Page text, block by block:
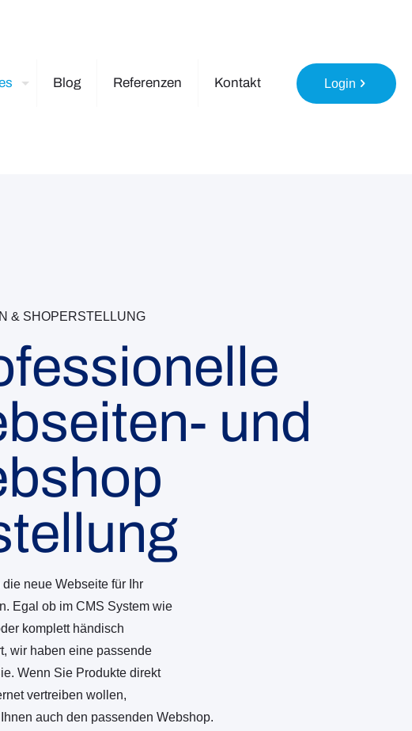
Blog Referenzen Kontakt Login
& SHOPERSTELLUNG
und
neue Webseite für Ihr
Egal ob im CMS System wie
komplett händisch
wir haben eine passende
Wenn Sie Produkte direkt
vertreiben wollen,
auch den passenden Webshop.